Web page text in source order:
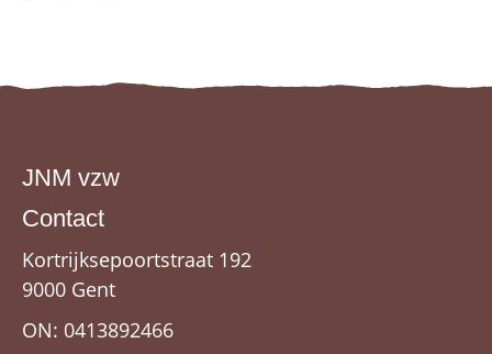
JNM vzw
Contact
Kortrijksepoortstraat 192
9000 Gent
ON: 0413892466